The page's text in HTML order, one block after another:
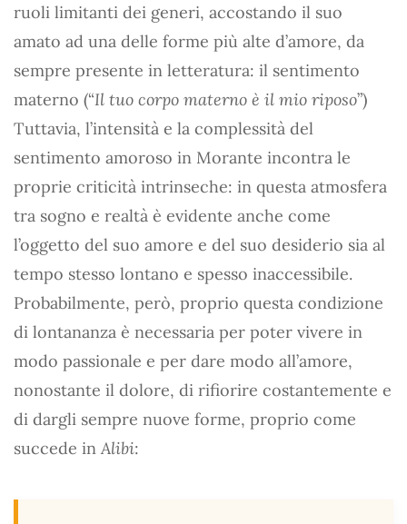
ruoli limitanti dei generi, accostando il suo
amato ad una delle forme più alte d’amore, da
sempre presente in letteratura: il sentimento
materno (“Il tuo corpo materno è il mio riposo”)
Tuttavia, l’intensità e la complessità del
sentimento amoroso in Morante incontra le
proprie criticità intrinseche: in questa atmosfera
tra sogno e realtà è evidente anche come
l’oggetto del suo amore e del suo desiderio sia al
tempo stesso lontano e spesso inaccessibile.
Probabilmente, però, proprio questa condizione
di lontananza è necessaria per poter vivere in
modo passionale e per dare modo all’amore,
nonostante il dolore, di rifiorire costantemente e
di dargli sempre nuove forme, proprio come
succede in Alibi: